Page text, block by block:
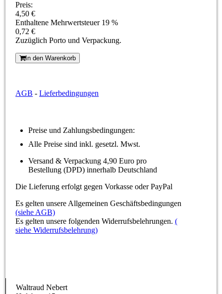
Preis:
4,50 €
Enthaltene Mehrwertsteuer 19 %
0,72 €
Zuzüglich Porto und Verpackung.
In den Warenkorb
AGB -Lieferbedingungen
Preise und Zahlungsbedingungen:
Alle Preise sind inkl. gesetzl. Mwst.
Versand & Verpackung 4,90 Euro pro
Bestellung (DPD) innerhalb Deutschland
Die Lieferung erfolgt gegen Vorkasse oder PayPal
Es gelten unsere Allgemeinen Geschäftsbedingungen
(siehe AGB)
Es gelten unsere folgenden Widerrufsbelehrungen.(
siehe Widerrufsbelehrung)
Waltraud Nebert